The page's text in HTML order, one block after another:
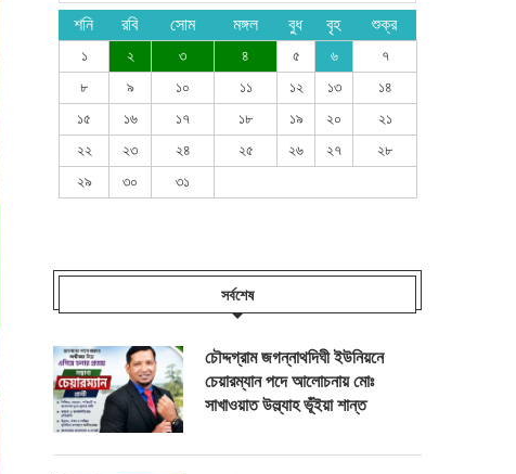
শনি রবি সোম মঙ্গল বুধ বৃহ শুক্র
১ ২ ৩ ৪ ৫ ৬
৭
৮
৯ ১০ ১১ ১২ ১৩
১৪
১৫
১৬ ১৭ ১৮ ১৯ ২০
২১
২২
২৩ ২৪ ২৫ ২৬ ২৭
২৮
২৯
৩০ ৩১
সর্বশেষ
চৌদ্দগ্রাম জগন্নাথদিঘী ইউনিয়নে
চেয়ারম্যান পদে আলোচনায় মোঃ
সাখাওয়াত উল্ল্যাহ ভূঁইয়া শান্ত